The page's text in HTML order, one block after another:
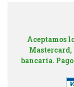
Aceptamos
bancaria.